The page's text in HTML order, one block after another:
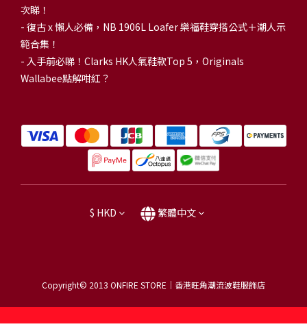
次睇！
- 復古 x 懶人必備，NB 1906L Loafer 樂福鞋穿搭公式＋潮人示
範合集！
- 入手前必睇！Clarks HK人氣鞋款Top 5，Originals
Wallabee點解咁紅？
$ HKD 繁體中文
Copyright© 2013 ONFIRE STORE｜香港旺角潮流波鞋服飾店